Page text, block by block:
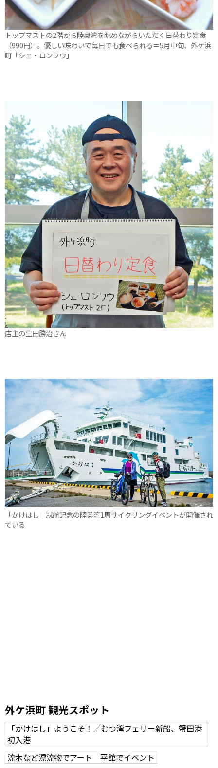
トップマストの2階から陸奥湾を眺めながらいただく日替わり定食
（990円）。優しい味わいで毎日でも食べられる＝5月中旬、外ケ浜
町「シェ・ロンフウ」
店主の生田勝治さん
「かけはし」就航記念の陸奥湾1周サイクリングイベントが開催され
ている
外ケ浜町 観光スポット
「かけはし」ようこそ！／むつ湾フェリー新船、蟹田港
初入港
流木など漂流物でアート 平舘でイベント